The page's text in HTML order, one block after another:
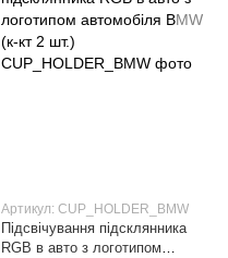
Артикул: CUP_HOLDER_BMW
Підсвічування підсклянника
RGB в авто з логотипом